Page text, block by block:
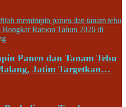
Panen dan Tanam Tebu
Jatim Targetkan…